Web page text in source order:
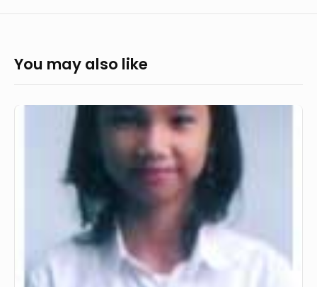
You may also like
Sitanggang